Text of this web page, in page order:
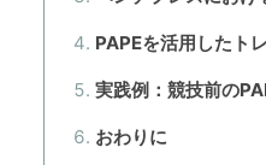
PAPEを活用したト
実践例：競技前の
おわりに